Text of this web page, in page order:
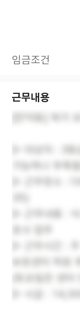
임금조건
근무내용